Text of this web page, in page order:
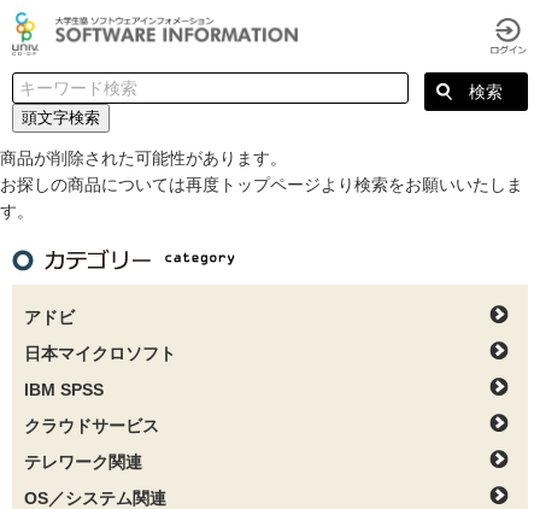
頭文字検索
商品が削除された可能性があります。
お探しの商品については再度トップページより検索をお願いいたしま
す。
アドビ
日本マイクロソフト
IBM SPSS
クラウドサービス
テレワーク関連
OS／システム関連